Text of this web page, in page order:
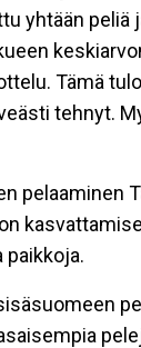
yhtään peliä
Tämä
tehnyt.
pelaaminen
paikkoja.